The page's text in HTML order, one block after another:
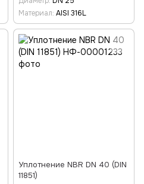
Материал AISI 316L
Уплотнение NBR DN 40 (DIN
11851)